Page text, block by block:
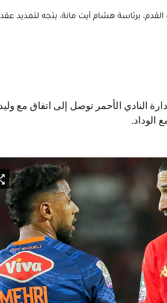
برئاسة هشام أيت مانة، يتجه لتمديد
الوداد.